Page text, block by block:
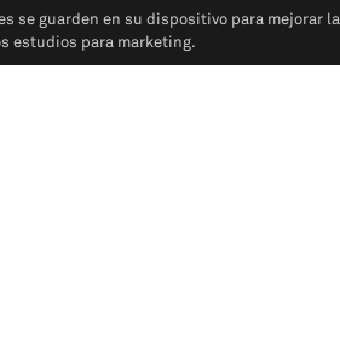
se guarden en su dispositivo para mejorar la
estudios para marketing.